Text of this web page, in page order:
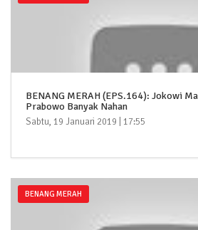
BENANG MERAH (EPS.164): Jokowi
Prabowo Banyak Nahan
Sabtu, 19 Januari 2019 | 17:55
BENANG MERAH